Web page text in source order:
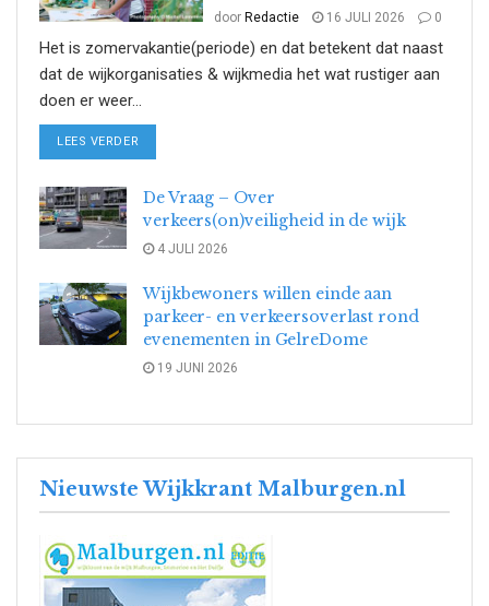
door Redactie 16 JULI 2026 0
Het is zomervakantie(periode) en dat betekent dat naast
dat de wijkorganisaties & wijkmedia het wat rustiger aan
doen er weer...
LEES VERDER
De Vraag – Over
verkeers(on)veiligheid in de wijk
4 JULI 2026
Wijkbewoners willen einde aan
parkeer- en verkeersoverlast rond
evenementen in GelreDome
19 JUNI 2026
Nieuwste Wijkkrant Malburgen.nl